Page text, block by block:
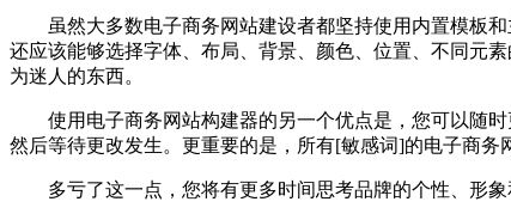
虽然大多数电子商务网站建设者都坚持使用内置模板和
还应该能够选择字体、布局、背景、颜色、位置、不同元
为迷人的东西。
使用电子商务网站构建器的另一个优点是，您可以随时
然后等待更改发生。更重要的是，所有[敏感词]的电子商务
多亏了这一点，您将有更多时间思考品牌的个性、形象